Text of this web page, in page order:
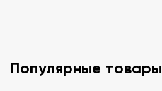
Популярные товары